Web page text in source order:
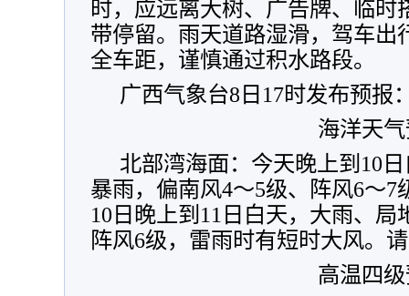
时，应远离大树、广告牌、临时
带停留。雨天道路湿滑，驾车出
全车距，谨慎通过积水路段。
广西气象台8日17时发布预报
海洋天
北部湾海面：今天晚上到10
暴雨，偏南风4～5级、阵风6～
10日晚上到11日白天，大雨、局
阵风6级，雷雨时有短时大风。
高温四